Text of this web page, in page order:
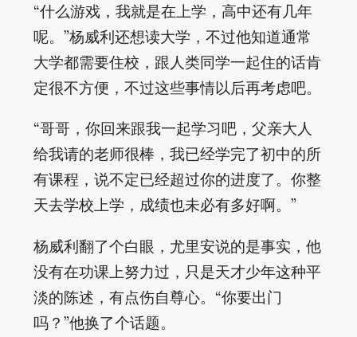
“什么游戏，我就是在上学，高中还有几年
呢。”杨威利还想读大学，不过他知道通常
大学都需要住校，跟人类同学一起住的话肯
定很不方便，不过这些事情以后再考虑吧。
“哥哥，你回来跟我一起学习吧，父亲大人
给我请的老师很棒，我已经学完了初中的所
有课程，说不定已经超过你的进度了。你整
天去学校上学，成绩也未必有多好啊。”
杨威利翻了个白眼，尤里安说的是事实，他
没有在功课上努力过，只是天才少年这种平
淡的陈述，有点伤自尊心。“你要出门
吗？”他换了个话题。